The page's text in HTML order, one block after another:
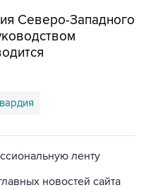
Северо-Западного
ленту
новостей сайта